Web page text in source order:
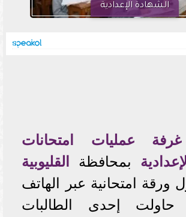
الشهادة الإعدادية
غرفة عمليات امتحانات
بمحافظة
القليوبية
ورقة امتحانية عبر الهاتف
حاولت إحدى الطالبات